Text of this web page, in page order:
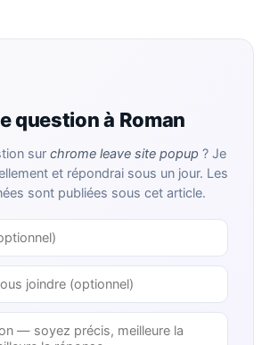
question à Roman
sur chrome leave site popup ? Je
et répondrai sous un jour. Les
sont publiées sous cet article.